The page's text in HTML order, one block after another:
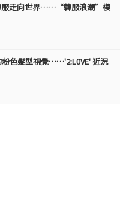
服走向世界……“韓服浪潮”模
粉色髮型視覺……'2:L0VE' 近況